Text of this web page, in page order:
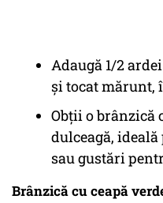
Adaugă 1/2
și tocat mărunt,
Obții o brânzică
dulceagă,
sau gustări
Brânzică cu ceapă